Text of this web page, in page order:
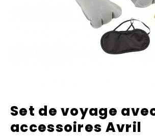
Set de voyage
accessoires Avril